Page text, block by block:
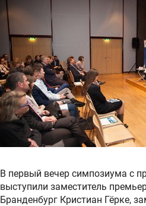
В первый вечер симпозиума с
выступили заместитель
Бранденбург Кристиан Гёрке,